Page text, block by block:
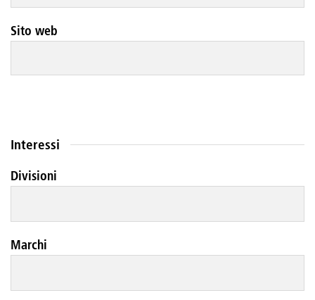
Sito web
Interessi
Divisioni
Marchi